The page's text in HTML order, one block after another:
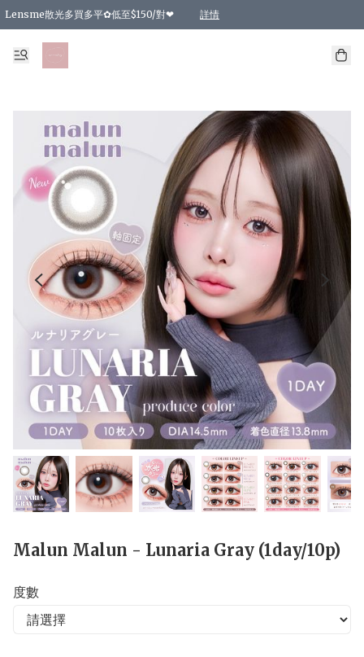
Lensme散光多買多平✿低至$150/對❤ 詳情
台灣Karacon⁩✧日拋 特價清貨❁⃘
日本韓國多款日/月拋現貨☼ 特價❤︎數量有限 售完即止
🇰🇷韓國多款月拋現貨 特價兩對$99✿數量有限 售完即止♫
精選商品，任選買2件或以上9 折；買4件或以上85 折；買6件或以上8 折
精選商品，任選買2件HKD 140.00；買4件HKD 260.00
精選商品，任選買2件HKD 190.00；買4件HKD 360.00
精選商品，任選買2件HKD 110.00；買4件HKD 180.00
精選商品，任選買2件HKD 170.00；買4件HKD 320.00
精選商品，任選買2件或以上減HKD 148.00
精選商品，任選買2件或以上減HKD 148.00
精選商品，任選買2件或以上95 折；買4件或以上9 折；買6件或以上85 折；買8件
精選商品，任選買12件或以上87 折
精選商品，任選買2件或以上減HKD 16.00；買4件或以上減HKD 32.00；買6
精選商品，任選買2件或以上95 折；買4件或以上9 折；買8件或以上85 折；買12
購物滿 HKD 800.00即享免運費優惠！（適用於 特定的送貨方式 )
Malun Malun - Lunaria Gray (1day/10p)
度數